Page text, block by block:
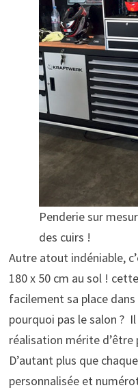
Penderie sur
des cuirs !
Autre atout indéniable,
180 x 50 cm au sol !
facilement sa place
pourquoi pas le salon ?
réalisation mérite d’être
D’autant plus que
personnalisée et